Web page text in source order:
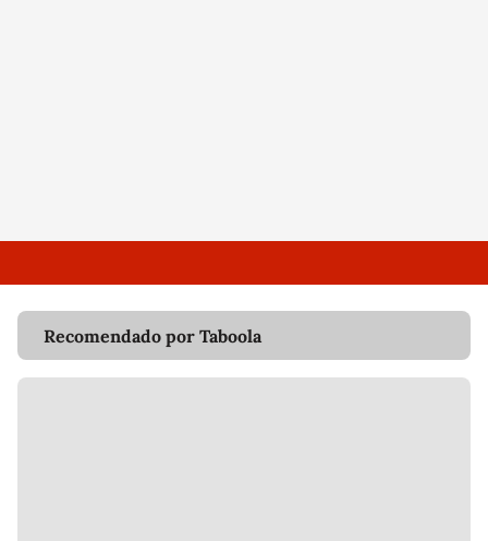
Recomendado por Taboola